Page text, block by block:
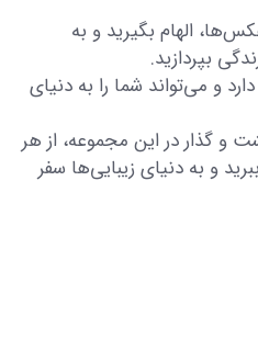
الهام بگیرید و به
بپردازید.
و می‌تواند شما را به دنیای
و گذار در این مجموعه، از هر
و به دنیای زیبایی‌ها سفر